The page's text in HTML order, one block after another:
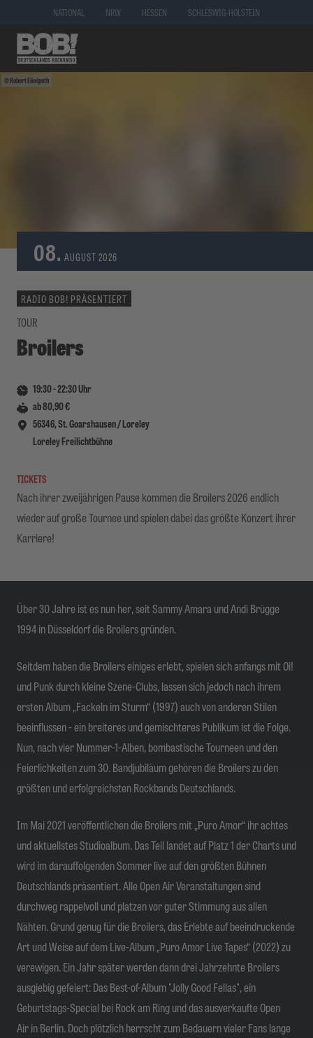
NATIONAL NRW HESSEN SCHLESWIG-HOLSTEIN
Robert Eikelpoth
08. AUGUST 2026
RADIO BOB! PRÄSENTIERT
TOUR
Broilers
19:30-22:30Uhr
ab 80,90 €
56346, St. Goarshausen / Loreley
Loreley Freilichtbühne
TICKETS
Nach ihrer zweijährigen Pause kommen die Broilers 2026 endlich
wieder auf große Tournee und spielen dabei das größte Konzert ihrer
Karriere!
Über 30 Jahre ist es nun her, seit Sammy Amara und Andi Brügge
1994 in Düsseldorf die Broilers gründen.
Seitdem haben die Broilers einiges erlebt, spielen sich anfangs mit Oi!
und Punk durch kleine Szene-Clubs, lassen sich jedoch nach ihrem
ersten Album „Fackeln im Sturm“ (1997) auch von anderen Stilen
beeinflussen - ein breiteres und gemischteres Publikum ist die Folge.
Nun, nach vier Nummer-1-Alben, bombastische Tourneen und den
Feierlichkeiten zum 30. Bandjubiläum gehören die Broilers zu den
größten und erfolgreichsten Rockbands Deutschlands.
Im Mai 2021 veröffentlichen die Broilers mit „Puro Amor“ ihr achtes
und aktuellstes Studioalbum. Das Teil landet auf Platz 1 der Charts und
wird im darauffolgenden Sommer live auf den größten Bühnen
Deutschlands präsentiert. Alle Open Air Veranstaltungen sind
durchweg rappelvoll und platzen vor guter Stimmung aus allen
Nähten. Grund genug für die Broilers, das Erlebte auf beeindruckende
Art und Weise auf dem Live-Album „Puro Amor Live Tapes“ (2022) zu
verewigen. Ein Jahr später werden dann drei Jahrzehnte Broilers
ausgiebig gefeiert: Das Best-of-Album "Jolly Good Fellas", ein
Geburtstags-Special bei Rock am Ring und das ausverkaufte Open
Air in Berlin. Doch plötzlich herrscht zum Bedauern vieler Fans lange